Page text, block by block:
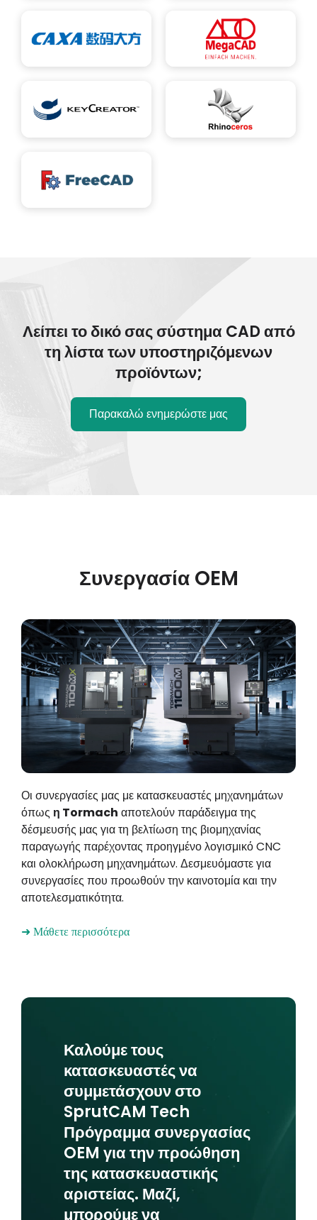
Λείπει το δικό σας σύστημα CAD από
τη λίστα των υποστηριζόμενων
προϊόντων;
Παρακαλώ ενημερώστε μας
Συνεργασία OEM
Οι συνεργασίες μας με κατασκευαστές μηχανημάτων
όπως η Tormach αποτελούν παράδειγμα της
δέσμευσής μας για τη βελτίωση της βιομηχανίας
παραγωγής παρέχοντας προηγμένο λογισμικό CNC
και ολοκλήρωση μηχανημάτων. Δεσμευόμαστε για
συνεργασίες που προωθούν την καινοτομία και την
αποτελεσματικότητα.
➜ Μάθετε περισσότερα
Καλούμε τους
κατασκευαστές να
συμμετάσχουν στο
SprutCAM Tech
Πρόγραμμα συνεργασίας
OEM για την προώθηση
της κατασκευαστικής
αριστείας. Μαζί,
μπορούμε να